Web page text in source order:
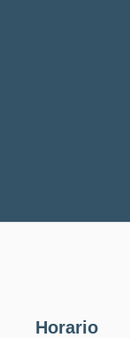
Horario